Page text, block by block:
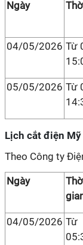
Ngày
04/05/2026 Từ
05/05/2026 Từ
Lịch cắt điện
Theo Công ty
Ngày
04/05/2026 Từ